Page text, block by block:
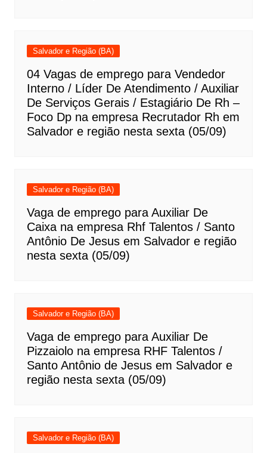
Salvador e Região (BA)
04 Vagas de emprego para Vendedor
Interno / Líder De Atendimento / Auxiliar
De Serviços Gerais / Estagiário De Rh –
Foco Dp na empresa Recrutador Rh em
Salvador e região nesta sexta (05/09)
Salvador e Região (BA)
Vaga de emprego para Auxiliar De
Caixa na empresa Rhf Talentos / Santo
Antônio De Jesus em Salvador e região
nesta sexta (05/09)
Salvador e Região (BA)
Vaga de emprego para Auxiliar De
Pizzaiolo na empresa RHF Talentos /
Santo Antônio de Jesus em Salvador e
região nesta sexta (05/09)
Salvador e Região (BA)